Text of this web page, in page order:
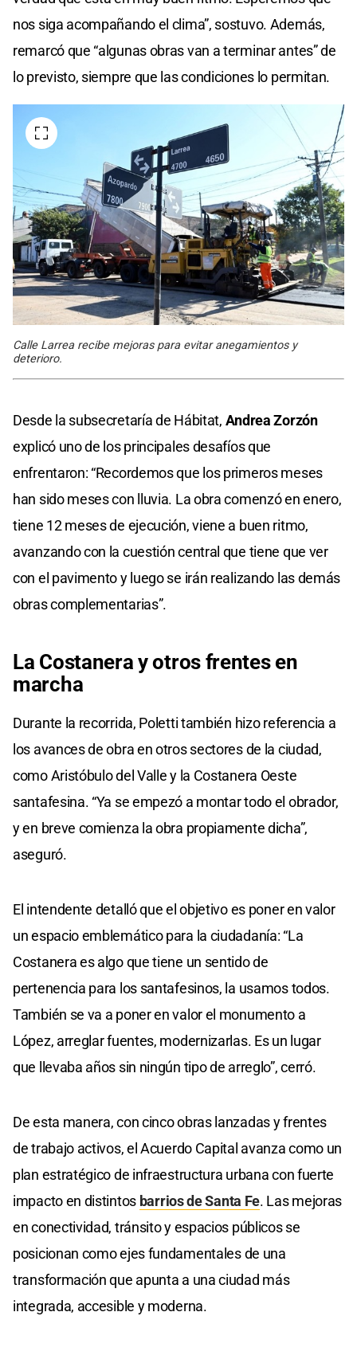
nos siga acompañando el clima”, sostuvo. Además,
remarcó que “algunas obras van a terminar antes” de
lo previsto, siempre que las condiciones lo permitan.
Calle Larrea recibe mejoras para evitar anegamientos y
deterioro.
Desde la subsecretaría de Hábitat, Andrea Zorzón
explicó uno de los principales desafíos que
enfrentaron: “Recordemos que los primeros meses
han sido meses con lluvia. La obra comenzó en enero,
tiene 12 meses de ejecución, viene a buen ritmo,
avanzando con la cuestión central que tiene que ver
con el pavimento y luego se irán realizando las demás
obras complementarias”.
La Costanera y otros frentes en
marcha
Durante la recorrida, Poletti también hizo referencia a
los avances de obra en otros sectores de la ciudad,
como Aristóbulo del Valle y la Costanera Oeste
santafesina. “Ya se empezó a montar todo el obrador,
y en breve comienza la obra propiamente dicha”,
aseguró.
El intendente detalló que el objetivo es poner en valor
un espacio emblemático para la ciudadanía: “La
Costanera es algo que tiene un sentido de
pertenencia para los santafesinos, la usamos todos.
También se va a poner en valor el monumento a
López, arreglar fuentes, modernizarlas. Es un lugar
que llevaba años sin ningún tipo de arreglo”, cerró.
De esta manera, con cinco obras lanzadas y frentes
de trabajo activos, el Acuerdo Capital avanza como un
plan estratégico de infraestructura urbana con fuerte
impacto en distintos barrios de Santa Fe. Las mejoras
en conectividad, tránsito y espacios públicos se
posicionan como ejes fundamentales de una
transformación que apunta a una ciudad más
integrada, accesible y moderna.